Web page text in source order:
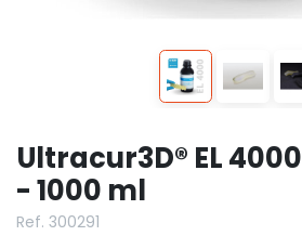
Ultracur3D® EL
- 1000 ml
Ref. 300291